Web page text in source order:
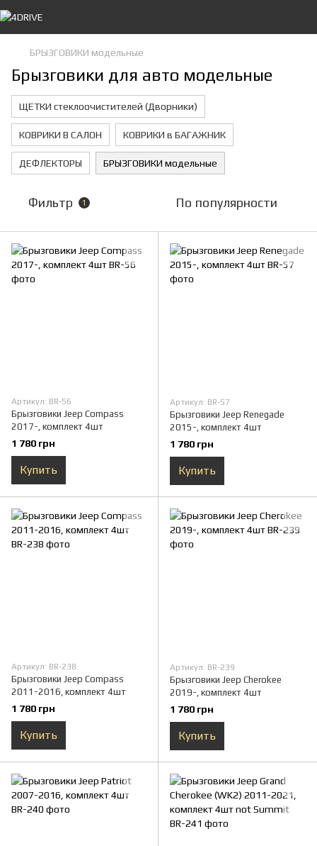
БРЫЗГОВИКИ модельные
Брызговики для авто модельные
ЩЕТКИ стеклоочистителей (Дворники)
КОВРИКИ В САЛОН КОВРИКИ в БАГАЖНИК
ДЕФЛЕКТОРЫ БРЫЗГОВИКИ модельные
Фильтр 1 По популярности
Артикул: BR-56
Брызговики Jeep Compass
2017-, комплект 4шт
1 780 грн
Купить
Артикул: BR-57
Брызговики Jeep Renegade
2015-, комплект 4шт
1 780 грн
Купить
Артикул: BR-238
Брызговики Jeep Compass
2011-2016, комплект 4шт
1 780 грн
Купить
Артикул: BR-239
Брызговики Jeep Cherokee
2019-, комплект 4шт
1 780 грн
Купить